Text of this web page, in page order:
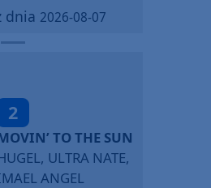
kamienny
dnia 2026-08-07
2
TO THE SUN
ULTRA NATE,
ANGEL